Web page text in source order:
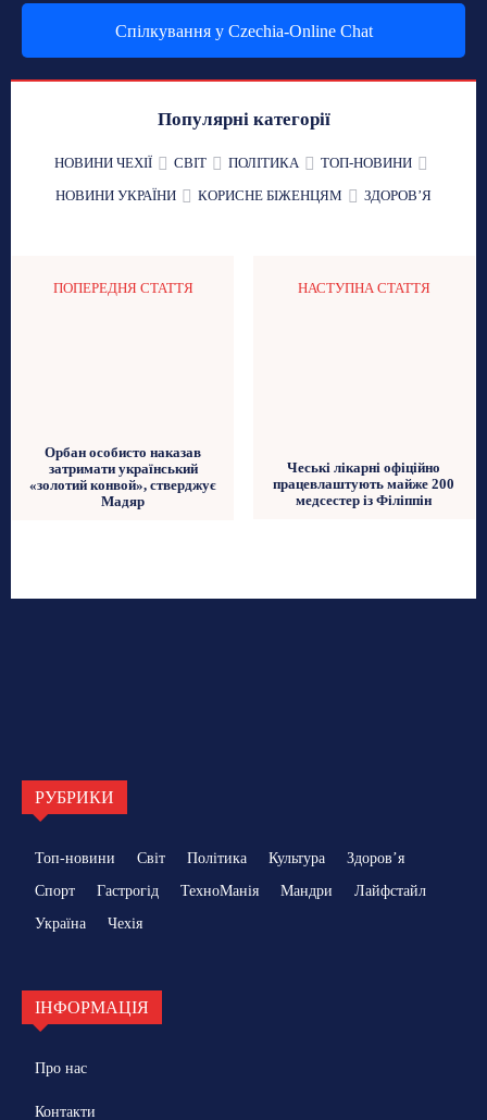
Спілкування у Czechia-Online Chat
Популярні категорії
НОВИНИ ЧЕХІЇ СВІТ ПОЛІТИКА
ТОП-НОВИНИ
НОВИНИ УКРАЇНИ
КОРИСНЕ БІЖЕНЦЯМ ЗДОРОВʼЯ
ПОПЕРЕДНЯ СТАТТЯ
Орбан особисто наказав
затримати український
«золотий конвой», стверджує
Мадяр
НАСТУПНА СТАТТЯ
Чеські лікарні офіційно
працевлаштують майже 200
медсестер із Філіппін
РУБРИКИ
Топ-новини Світ Політика Культура
Здоровʼя
Спорт
Гастрогід ТехноМанія Мандри
Лайфстайл
Україна
Чехія
ІНФОРМАЦІЯ
Про нас
Контакти